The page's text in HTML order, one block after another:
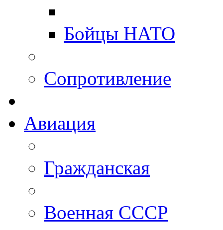
Бойцы НАТО
Сопротивление
Авиация
Гражданская
Военная СССР